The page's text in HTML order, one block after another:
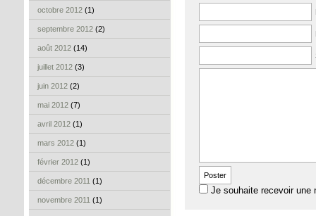
octobre 2012 (1)
septembre 2012 (2)
août 2012 (14)
juillet 2012 (3)
juin 2012 (2)
mai 2012 (7)
avril 2012 (1)
mars 2012 (1)
février 2012 (1)
décembre 2011 (1)
novembre 2011 (1)
Je souhaite recevoir une